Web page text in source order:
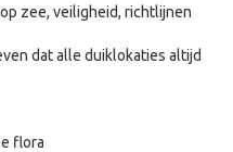
zee, veiligheid, richtlijnen
dat alle duiklokaties altijd
flora